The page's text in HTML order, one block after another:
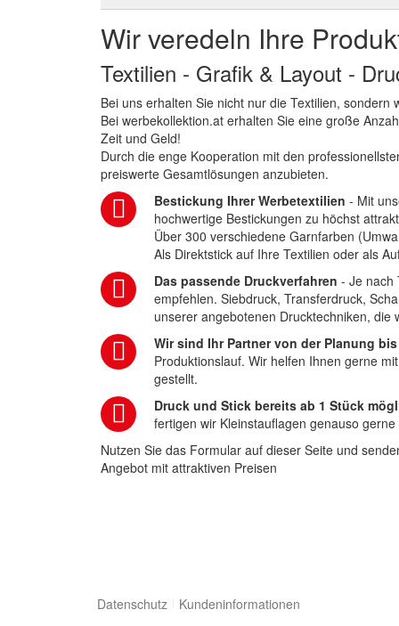
Wir veredeln Ihre
Textilien - Grafik & Layout -
Bei uns erhalten Sie nicht nur die Textilien,
Bei werbekollektion.at erhalten Sie eine große
Zeit und Geld!
Durch die enge Kooperation mit den
preiswerte Gesamtlösungen anzubieten.
Bestickung Ihrer Werbetextilien - Mit
hochwertige Bestickungen zu höchst
Über 300 verschiedene Garnfarben
Als Direktstick auf Ihre Textilien oder als
Das passende Druckverfahren - Je nach
empfehlen. Siebdruck, Transferdruck,
unserer angebotenen Drucktechniken,
Wir sind Ihr Partner von der Planung
Produktionslauf. Wir helfen Ihnen gerne
gestellt.
Druck und Stick bereits ab 1 Stück
fertigen wir Kleinstauflagen genauso
Nutzen Sie das Formular auf dieser Seite und
Angebot mit attraktiven Preisen
Datenschutz Kundeninformationen